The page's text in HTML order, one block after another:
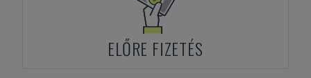
ELŐRE FIZETÉS